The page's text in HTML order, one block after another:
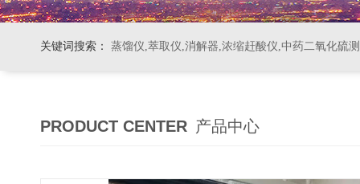
关键词搜索： 蒸馏仪,萃取仪,消解器,浓缩赶酸仪,中药二氧化硫
PRODUCT CENTER 产品中心